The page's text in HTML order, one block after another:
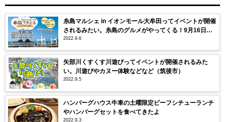
糸島マルシェ in イオンモール大牟田ってイベントが開催
されるみたい。糸島のグルメがやってくる！9月16日、
17日
2022.9.6
矢部川くすくす川遊びってイベントが開催されるみた
い。川遊びやカヌー体験などなど（筑後市）
2022.9.5
ハンバーグハウス牛車の土曜限定ビーフシチューランチ
やハンバーグセットを食べてきたよ
2022.9.3